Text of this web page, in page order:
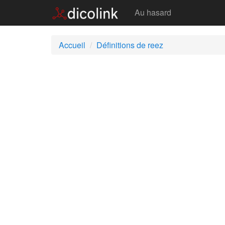
Au hasard
Accueil Définitions de reez
Reez